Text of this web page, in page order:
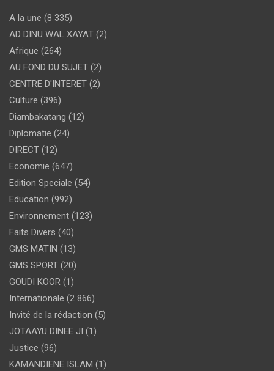
A la une (8 335)
AD DINU WAL XAYAT (2)
Afrique (264)
AU FOND DU SUJET (2)
CENTRE D'INTERET (2)
Culture (396)
Diambakatang (12)
Diplomatie (24)
DIRECT (12)
Economie (647)
Edition Speciale (54)
Education (992)
Environnement (123)
Faits Divers (40)
GMS MATIN (13)
GMS SPORT (20)
GOUDI KOOR (1)
Internationale (2 866)
Invité de la rédaction (5)
JOTAAYU DINEE JI (1)
Justice (96)
KAMANDIENE ISLAM (1)